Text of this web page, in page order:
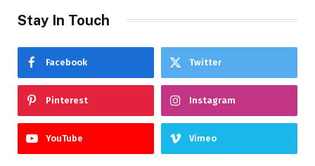
Stay In Touch
Facebook Twitter
Pinterest Instagram
YouTube Vimeo